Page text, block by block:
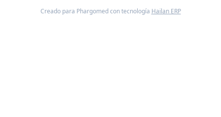
Creado para Phargomed con tecnología Hailan ERP